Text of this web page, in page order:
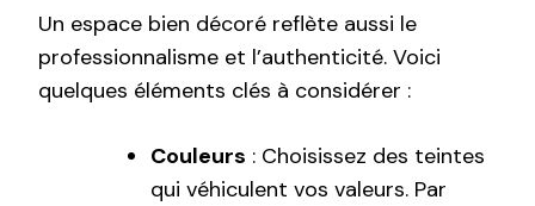
Un espace bien décoré reflète aussi le
professionnalisme et l’authenticité. Voici
quelques éléments clés à considérer :
Couleurs : Choisissez des teintes
qui véhiculent vos valeurs. Par